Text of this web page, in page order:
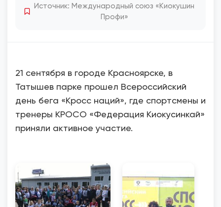
Источник: Международный союз «Киокушин
Профи»
21 сентября в городе Красноярске, в
Татышев парке прошел Всероссийский
день бега «Кросс наций», где спортсмены и
тренеры КРОСО «Федерация Киокусинкай»
приняли активное участие.